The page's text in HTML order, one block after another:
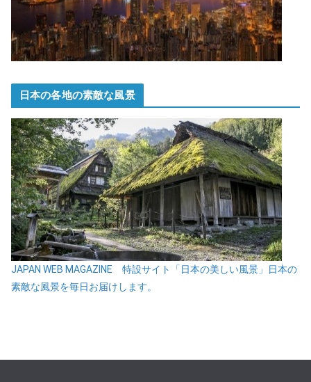
日本の各地の素敵な風景
JAPAN WEB MAGAZINE 特設サイト「日本の美しい風景」日本の
素敵な風景を毎日お届けします。